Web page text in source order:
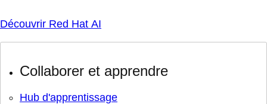
Découvrir Red Hat AI
Collaborer et apprendre
Hub d'apprentissage